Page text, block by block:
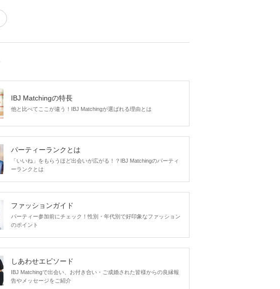
IBJ Matchingの特長
他と比べてここが違う！IBJ Matchingが選ばれる理由とは
パーティーランクとは
「いいね」をもらうほど出会いが広がる！？IBJ Matchingのパーティ
ーランクとは
ファッションガイド
パーティー参加前にチェック！性別・年代別で好印象なファッション
のポイント
しあわせエピソード
IBJ Matchingで出会い、お付き合い・ご成婚された皆様からの良縁報
告やメッセージをご紹介